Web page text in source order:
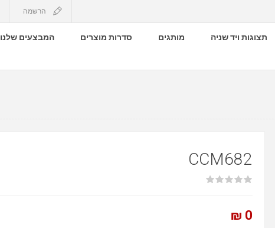
הרשמה
תצוגות ויד שניה מותגים סדרות מוצרים המבצעים שלנו
CCM682
0 ₪